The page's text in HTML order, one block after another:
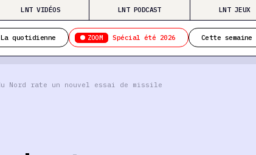
LNT VIDÉOS LNT PODCAST LNT JEUX
La quotidienne ZOOM Spécial été 2026 Cette semaine
Nord rate un nouvel essai de missile